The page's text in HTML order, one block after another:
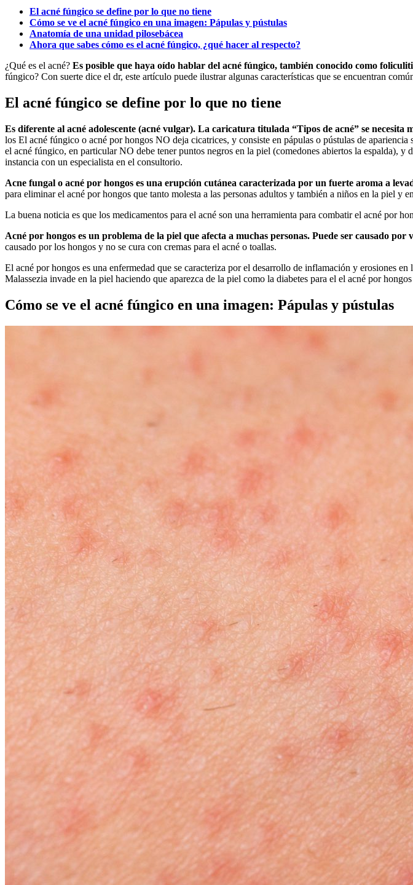
El acné fúngico se define por lo que no tiene
Cómo se ve el acné fúngico en una imagen: Pápulas y pústulas
Anatomía de una unidad pilosebácea
Ahora que sabes cómo es el acné fúngico, ¿qué hacer al respecto?
¿Qué es el acné? Es posible que haya oído hablar del acné fúngico, también conocido como
fúngico? Con suerte dice el dr, este artículo puede ilustrar algunas características que se encuentran
El acné fúngico se define por lo que no tiene
Es diferente al acné adolescente (acné vulgar). La caricatura titulada “Tipos de acné” se
los El acné fúngico o acné por hongos NO deja cicatrices, y consiste en pápulas o pústulas de
el acné fúngico, en particular NO debe tener puntos negros en la piel (comedones abiertos la espalda),
instancia con un especialista en el consultorio.
Acne fungal o acné por hongos es una erupción cutánea caracterizada por un fuerte aroma a
para eliminar el acné por hongos que tanto molesta a las personas adultos y también a niños en la piel y
La buena noticia es que los medicamentos para el acné son una herramienta para combatir el acné por
Acné por hongos es un problema de la piel que afecta a muchas personas. Puede ser causado
causado por los hongos y no se cura con cremas para el acné o toallas.
El acné por hongos es una enfermedad que se caracteriza por el desarrollo de inflamación y erosiones
Malassezia invade en la piel haciendo que aparezca de la piel como la diabetes para el el acné por hongos
Cómo se ve el acné fúngico en una imagen: Pápulas y pústulas